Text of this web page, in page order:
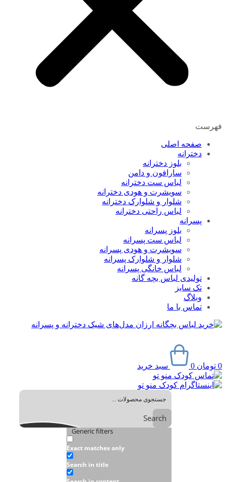
فهرست
صفحه اصلی
دخترانه
بلوز دخترانه
سارافون و دامن
لباس ست دخترانه
سویشرت و هودی دخترانه
شلوار و شلوارک دخترانه
لباس راحتی دخترانه
پسرانه
بلوز پسرانه
لباس ست پسرانه
سویشرت و هودی پسرانه
شلوار و شلوارک پسرانه
لباس خانگی پسرانه
تولیدی لباس بچه گانه
تک سایز
وبلاگ
تماس با ما
0 تومان 0 سبد خرید
Search
Generic filters
Exact matches only
Search in title